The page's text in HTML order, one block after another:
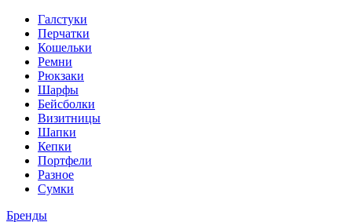
Галстуки
Перчатки
Кошельки
Ремни
Рюкзаки
Шарфы
Бейсболки
Визитницы
Шапки
Кепки
Портфели
Разное
Сумки
Бренды